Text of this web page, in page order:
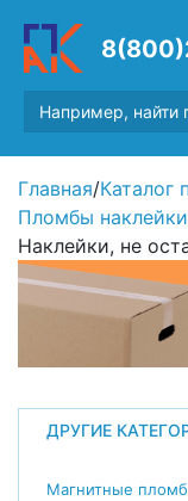
Главная/Каталог
Пломбы наклейки
Наклейки, не
ДРУГИЕ
Магнитные